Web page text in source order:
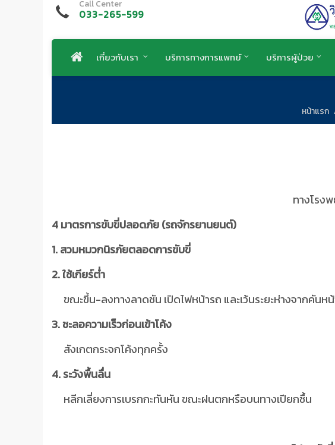
Call Center
033-265-599
เกี่ยวกับเรา บริการทางการแพทย์ บริการผู้ป่วย
หน้าแรก
ทางโรง
4 มาตรการขับขี่ปลอดภัย (รถจักรยานยนต์)
1. ​​​​สวมหมวกนิรภัยตลอดการขับขี่
2. ใช้เกียร์ต่ำ
ขณะขึ้น-ลงทางลาดชัน เปิดไฟหน้ารถ และเว้นระยะห่างจากคันห
3. ชะลอความเร็วก่อนเข้าโค้ง
สังเกตกระจกโค้งทุกครั้ง
4. ระวังพื้นลื่น
หลีกเลี่ยงการเบรกกะทันหัน ขณะฝนตกหรือบนทางเปียกชื้น